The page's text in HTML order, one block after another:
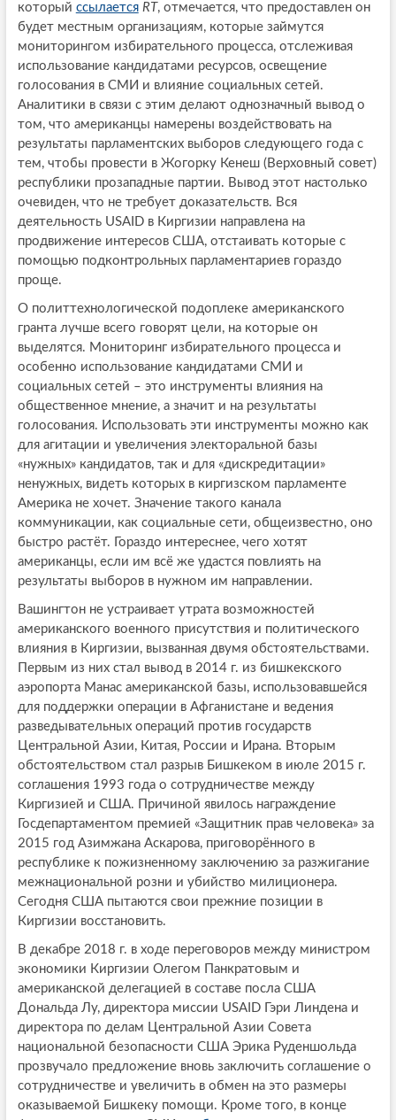
который ссылается RT , отмечается, что предоставлен он
будет местным организациям, которые займутся
мониторингом избирательного процесса, отслеживая
использование кандидатами ресурсов, освещение
голосования в СМИ и влияние социальных сетей.
Аналитики в связи с этим делают однозначный вывод о
том, что американцы намерены воздействовать на
результаты парламентских выборов следующего года с
тем, чтобы провести в Жогорку Кенеш (Верховный совет)
республики прозападные партии. Вывод этот настолько
очевиден, что не требует доказательств. Вся
деятельность USAID в Киргизии направлена на
продвижение интересов США, отстаивать которые с
помощью подконтрольных парламентариев гораздо
проще.
О политтехнологической подоплеке американского
гранта лучше всего говорят цели, на которые он
выделятся. Мониторинг избирательного процесса и
особенно использование кандидатами СМИ и
социальных сетей – это инструменты влияния на
общественное мнение, а значит и на результаты
голосования. Использовать эти инструменты можно как
для агитации и увеличения электоральной базы
«нужных» кандидатов, так и для «дискредитации»
ненужных, видеть которых в киргизском парламенте
Америка не хочет. Значение такого канала
коммуникации, как социальные сети, общеизвестно, оно
быстро растёт. Гораздо интереснее, чего хотят
американцы, если им всё же удастся повлиять на
результаты выборов в нужном им направлении.
Вашингтон не устраивает утрата возможностей
американского военного присутствия и политического
влияния в Киргизии, вызванная двумя обстоятельствами.
Первым из них стал вывод в 2014 г. из бишкекского
аэропорта Манас американской базы, использовавшейся
для поддержки операции в Афганистане и ведения
разведывательных операций против государств
Центральной Азии, Китая, России и Ирана. Вторым
обстоятельством стал разрыв Бишкеком в июле 2015 г.
соглашения 1993 года о сотрудничестве между
Киргизией и США. Причиной явилось награждение
Госдепартаментом премией «Защитник прав человека» за
2015 год Азимжана Аскарова, приговорённого в
республике к пожизненному заключению за разжигание
межнациональной розни и убийство милиционера.
Сегодня США пытаются свои прежние позиции в
Киргизии восстановить.
В декабре 2018 г. в ходе переговоров между министром
экономики Киргизии Олегом Панкратовым и
американской делегацией в составе посла США
Дональда Лу, директора миссии USAID Гэри Линдена и
директора по делам Центральной Азии Совета
национальной безопасности США Эрика Руденшольда
прозвучало предложение вновь заключить соглашение о
сотрудничестве и увеличить в обмен на это размеры
оказываемой Бишкеку помощи. Кроме того, в конце